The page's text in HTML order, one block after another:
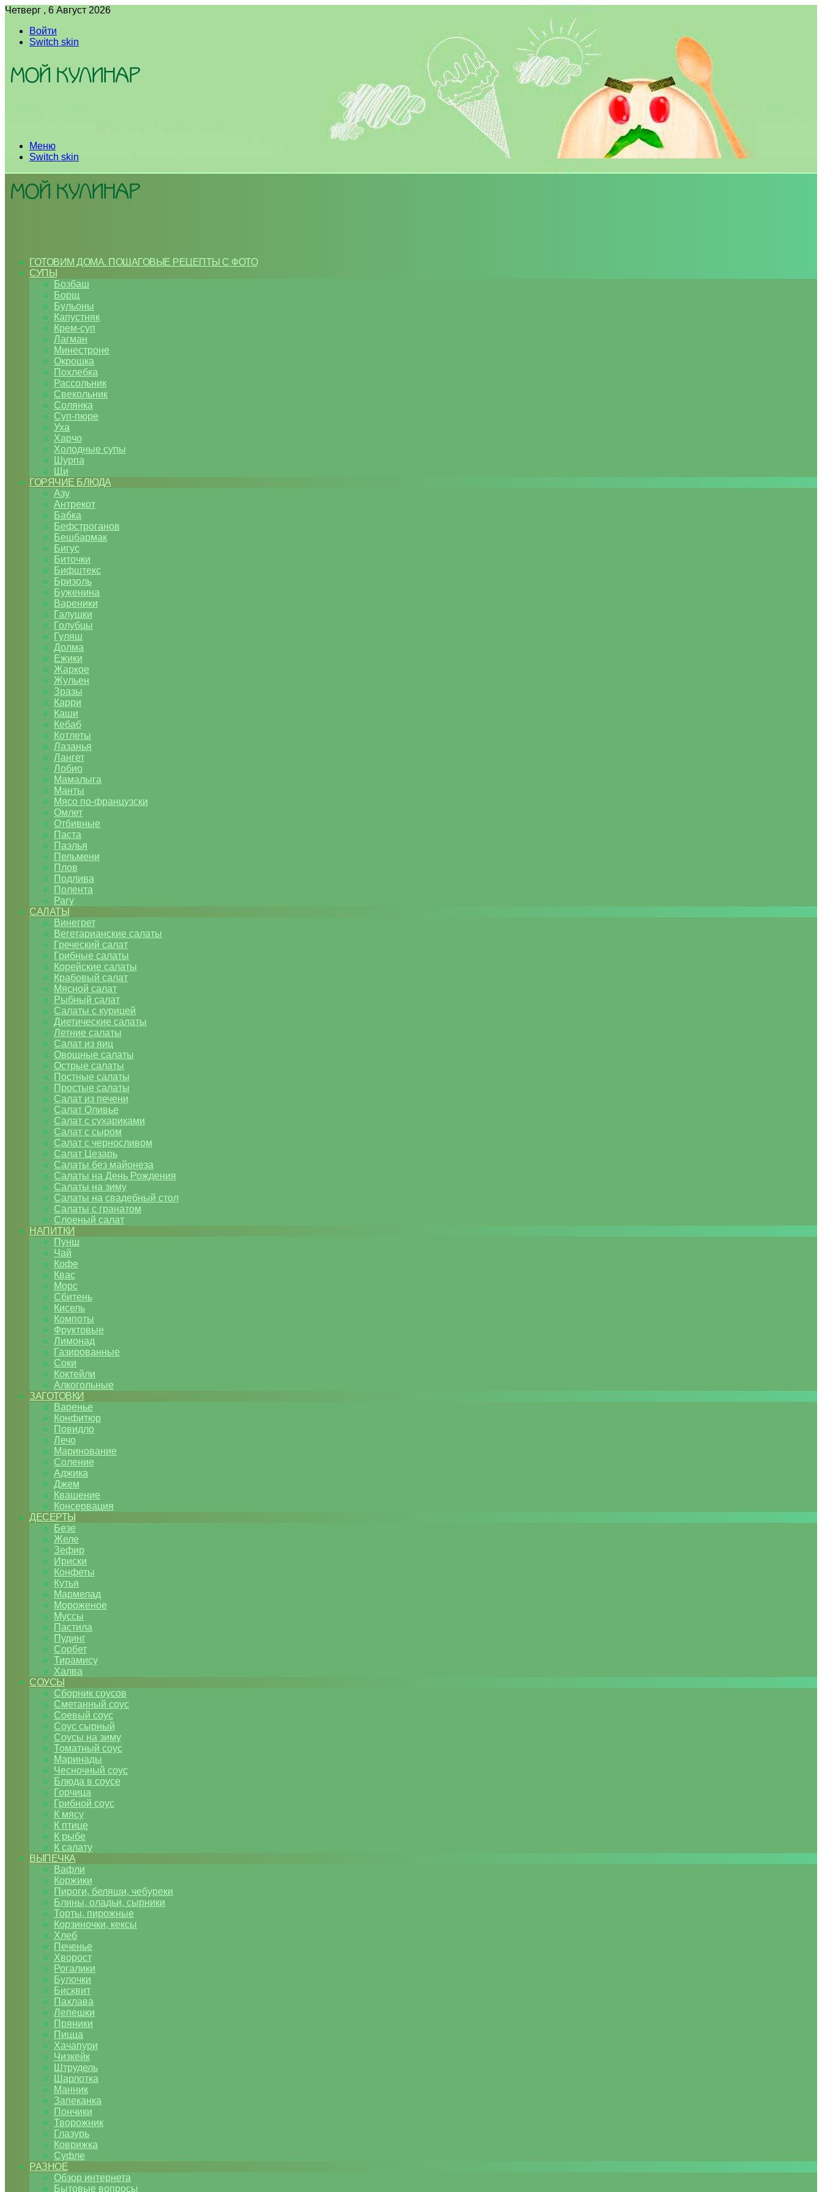
Четверг , 6 Август 2026
Войти
Switch skin
Меню
Switch skin
ГОТОВИМ ДОМА. ПОШАГОВЫЕ РЕЦЕПТЫ С ФОТО
СУПЫ
Бозбаш
Борщ
Бульоны
Капустняк
Крем-суп
Лагман
Минестроне
Окрошка
Похлебка
Рассольник
Свекольник
Солянка
Суп-пюре
Уха
Харчо
Холодные супы
Шурпа
Щи
ГОРЯЧИЕ БЛЮДА
Азу
Антрекот
Бабка
Бефстроганов
Бешбармак
Бигус
Биточки
Бифштекс
Бризоль
Буженина
Вареники
Галушки
Голубцы
Гуляш
Долма
Ежики
Жаркое
Жульен
Зразы
Карри
Каши
Кебаб
Котлеты
Лазанья
Лангет
Лобио
Мамалыга
Манты
Мясо по-французски
Омлет
Отбивные
Паста
Паэлья
Пельмени
Плов
Подлива
Полента
Рагу
САЛАТЫ
Винегрет
Вегетарианские салаты
Греческий салат
Грибные салаты
Корейские салаты
Крабовый салат
Мясной салат
Рыбный салат
Салаты с курицей
Диетические салаты
Летние салаты
Салат из яиц
Овощные салаты
Острые салаты
Постные салаты
Простые салаты
Салат из печени
Салат Оливье
Салат с сухариками
Салат с сыром
Салат с черносливом
Салат Цезарь
Салаты без майонеза
Салаты на День Рождения
Салаты на зиму
Салаты на свадебный стол
Салаты с гранатом
Слоеный салат
НАПИТКИ
Пунш
Чай
Кофе
Квас
Морс
Сбитень
Кисель
Компоты
Фруктовые
Лимонад
Газированные
Соки
Коктейли
Алкогольные
ЗАГОТОВКИ
Варенье
Конфитюр
Повидло
Лечо
Маринование
Соление
Аджика
Джем
Квашение
Консервация
ДЕСЕРТЫ
Безе
Желе
Зефир
Ириски
Конфеты
Кутья
Мармелад
Мороженое
Муссы
Пастила
Пудинг
Сорбет
Тирамису
Халва
СОУСЫ
Сборник соусов
Сметанный соус
Соевый соус
Соус сырный
Соусы на зиму
Томатный соус
Маринады
Чесночный соус
Блюда в соусе
Горчица
Грибной соус
К мясу
К птице
К рыбе
К салату
ВЫПЕЧКА
Вафли
Коржики
Пироги, беляши, чебуреки
Блины, оладьи, сырники
Торты, пирожные
Корзиночки, кексы
Хлеб
Печенье
Хворост
Рогалики
Булочки
Бисквит
Пахлава
Лепешки
Пряники
Пицца
Хачапури
Чизкейк
Штрудель
Шарлотка
Манник
Запеканка
Пончики
Творожник
Глазурь
Коврижка
Суфле
РАЗНОЕ
Обзор интернета
Бытовые вопросы